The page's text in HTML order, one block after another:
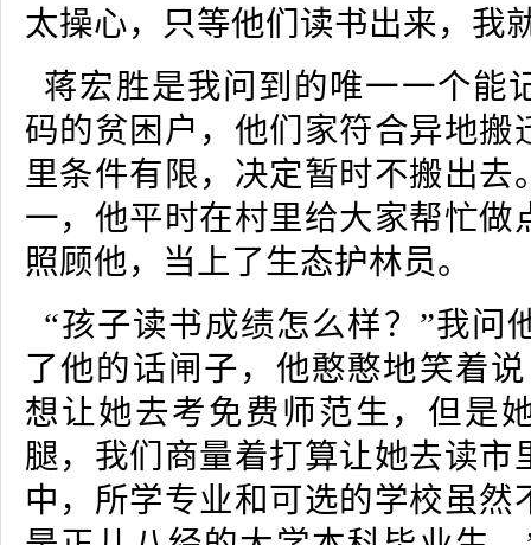
太操心，只等他们读书出来，我
蒋宏胜是我问到的唯一一个能
码的贫困户，他们家符合异地搬
里条件有限，决定暂时不搬出去
一，他平时在村里给大家帮忙做
照顾他，当上了生态护林员。
“孩子读书成绩怎么样？”我问
了他的话闸子，他憨憨地笑着
想让她去考免费师范生，但是
腿，我们商量着打算让她去读市
中，所学专业和可选的学校虽然